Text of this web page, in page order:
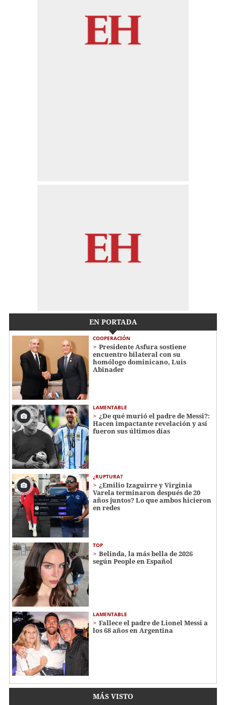
EN PORTADA
COOPERACIÓN
Presidente Asfura sostiene
encuentro bilateral con su
homólogo dominicano, Luis
Abinader
LAMENTABLE
¿De qué murió el padre de Messi?:
Hacen impactante revelación y así
fueron sus últimos días
¿RUPTURA?
¿Emilio Izaguirre y Virginia
Varela terminaron después de 20
años juntos? Lo que ambos hicieron
en redes
TOP
Belinda, la más bella de 2026
según People en Español
LAMENTABLE
Fallece el padre de Lionel Messi a
los 68 años en Argentina
MÁS VISTO